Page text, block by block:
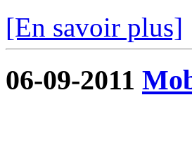
[En savoir plus]
06-09-2011